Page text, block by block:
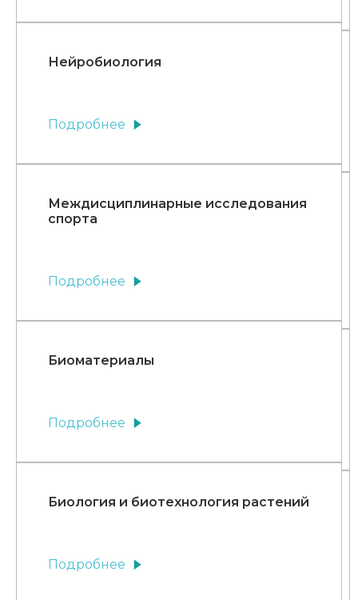
Нейробиология
Подробнее
Междисциплинарные исследования
спорта
Подробнее
Биоматериалы
Подробнее
Биология и биотехнология растений
Подробнее